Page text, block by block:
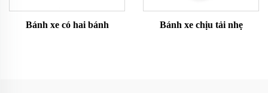
Bánh xe có hai bánh Bánh xe chịu tải nhẹ